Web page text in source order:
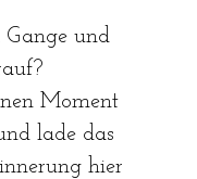
und
Moment
lade das
hier